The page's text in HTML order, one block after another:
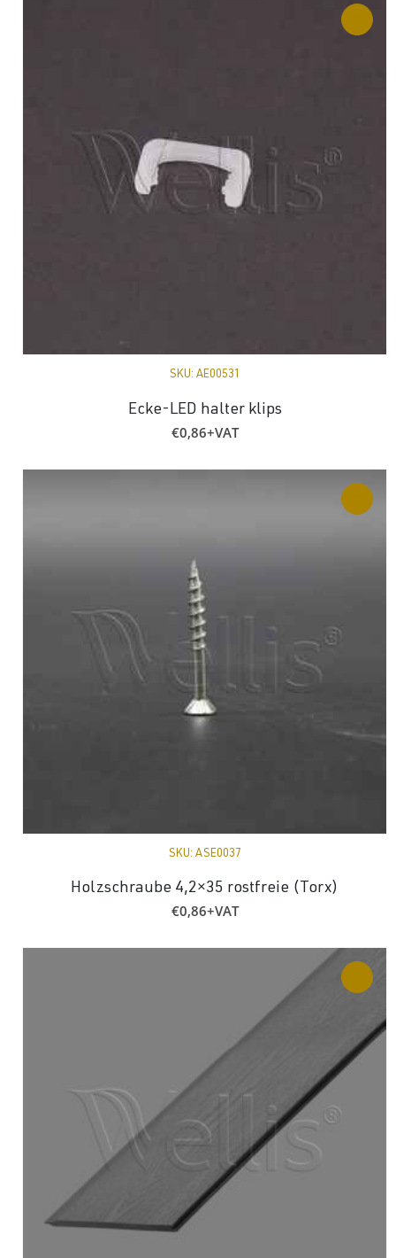
SKU: AE00531
Ecke-LED halter klips
€0,86+VAT
SKU: ASE0037
Holzschraube 4,2×35 rostfreie (Torx)
€0,86+VAT